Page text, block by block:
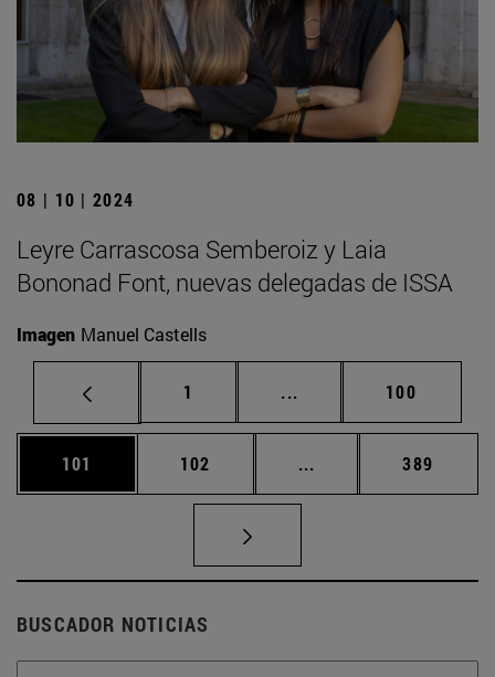
08 | 10 | 2024
Leyre Carrascosa Semberoiz y Laia
Bononad Font, nuevas delegadas de ISSA
Imagen Manuel Castells
Página
1 ... Páginas intermedias
Página
100
Página
101 Página
102 ... Páginas intermedias
Página
389
BUSCADOR NOTICIAS